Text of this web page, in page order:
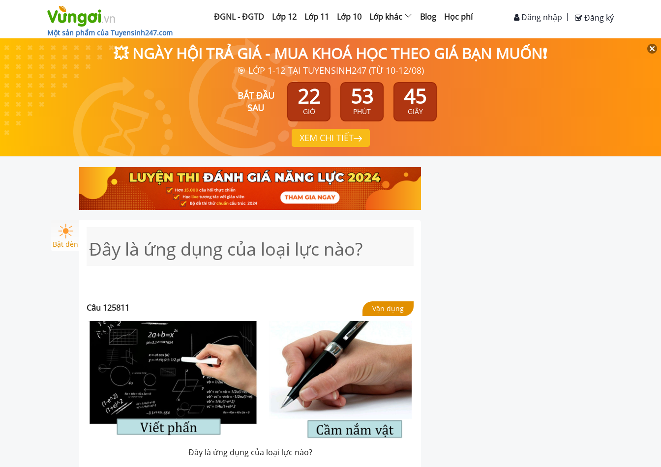
Một sản phẩm của Tuyensinh247.com
ĐGNL - ĐGTD Lớp 12 Lớp 11 Lớp 10 Lớp khác Blog Học phí Đăng ký
Đăng nhập
💥 NGÀY HỘI TRẢ GIÁ - MUA KHOÁ HỌC THEO GIÁ BẠN MUỐN❗
🎯 LỚP 1-12 TẠI TUYENSINH247 (TỪ 10-12/08)
BẮT ĐẦU
SAU
22
GIỜ
53
PHÚT
44
GIÂY
XEM CHI TIẾT
Bật đèn Đây là ứng dụng của loại lực nào?
Câu 125811 Vận dụng
Đây là ứng dụng của loại lực nào?